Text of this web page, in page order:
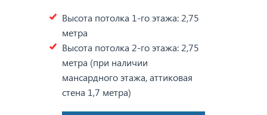
Высота потолка 1-го этажа: 2,75
метра
Высота потолка 2-го этажа: 2,75
метра (при наличии
мансардного этажа, аттиковая
стена 1,7 метра)